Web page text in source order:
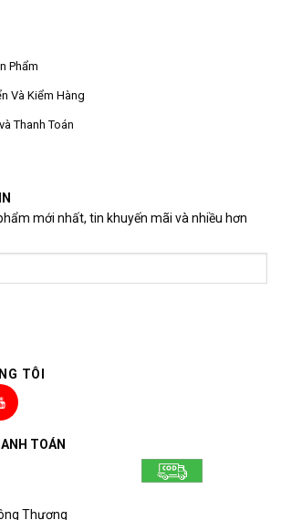
Phẩm
Và Kiểm Hàng
Thanh Toán
mới nhất, tin khuyến mãi và nhiều hơn
TÔI
TOÁN